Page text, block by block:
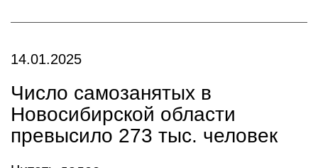
14.01.2025
Число самозанятых в
Новосибирской области
превысило 273 тыс. человек